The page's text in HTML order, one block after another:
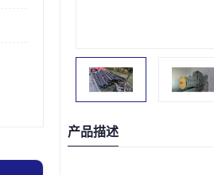
产品描述